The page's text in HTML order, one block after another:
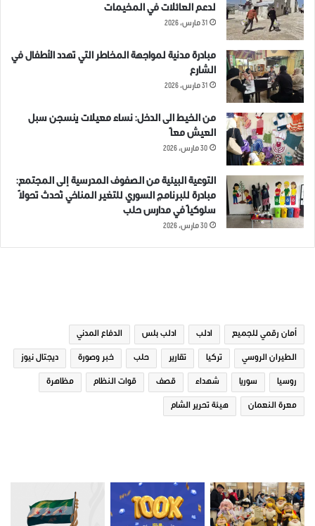
لدعم العائلات في المخيمات
31 مارس، 2026
مبادرة مدنية لمواجهة المخاطر التي تهدد الأطفال في
الشارع
31 مارس، 2026
من الخيط الى الدخل: نساء معيلات ينسجن سبل
العيش معاً
30 مارس، 2026
التوعية البيئية من الصفوف المدرسية إلى المجتمع:
مبادرة للبرنامج السوري للتغير المناخي تُحدث تحولاً
سلوكياً في مدارس حلب
30 مارس، 2026
أمان رقمي للجميع ادلب ادلب بلس الدفاع المدني
الطيران الروسي تركيا تقارير حلب خبر وصورة ديجتال نيوز
روسيا سوريا شهداء قصف قوات النظام مظاهرة
معرة النعمان هيئة تحرير الشام